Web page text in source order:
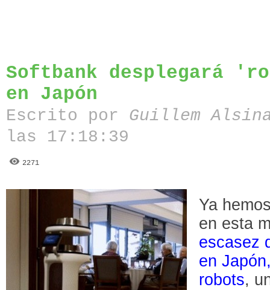
Softbank desplegará
en Japón
Escrito por Guillem
las 17:18:39
2271
Ya
en esta
escasez
en
robots,